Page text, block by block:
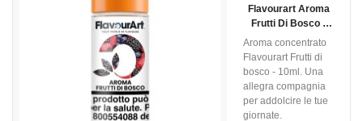
Flavourart Aroma
Frutti Di Bosco -
Aroma concentrato
Flavourart Frutti di
bosco - 10ml. Una
allegra compagnia
per addolcire le tue
giornate.